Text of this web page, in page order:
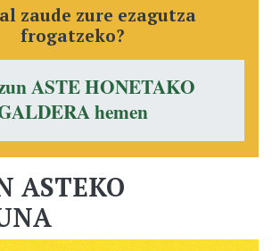
zaude zure ezagutza
frogatzeko?
ASTE HONETAKO
hemen
ASTEKO